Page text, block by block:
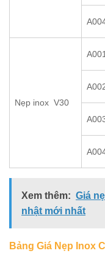
Nẹp inox V30
A001
Xem thêm: Giá
nhật mới nhất
Bảng Giá Nẹp Inox